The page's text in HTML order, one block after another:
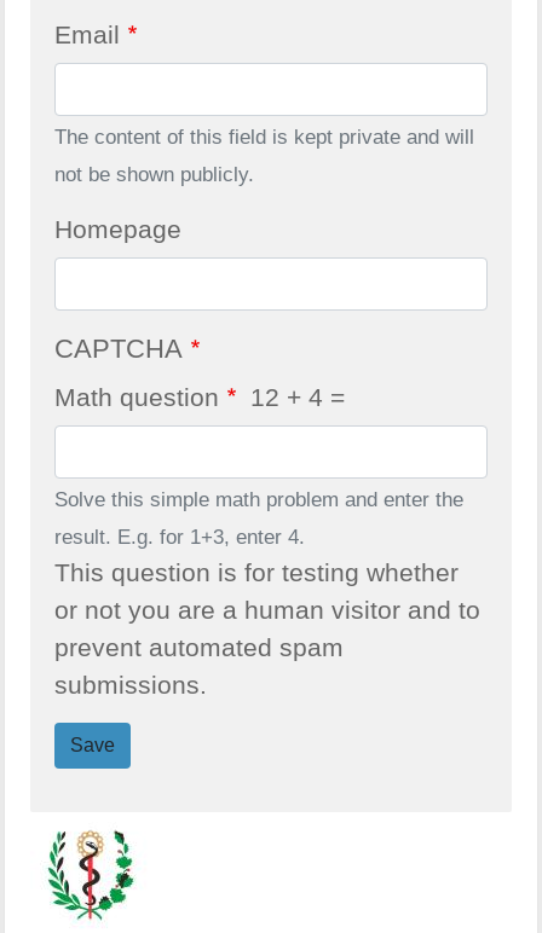
Email
The content of this field is kept private and will
not be shown publicly.
Homepage
CAPTCHA
Math question 12 + 4 =
Solve this simple math problem and enter the
result. E.g. for 1+3, enter 4.
This question is for testing whether
or not you are a human visitor and to
prevent automated spam
submissions.
Save